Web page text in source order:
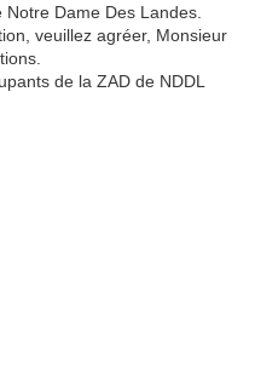
Dame Des Landes.
veuillez agréer, Monsieur
de la ZAD de NDDL